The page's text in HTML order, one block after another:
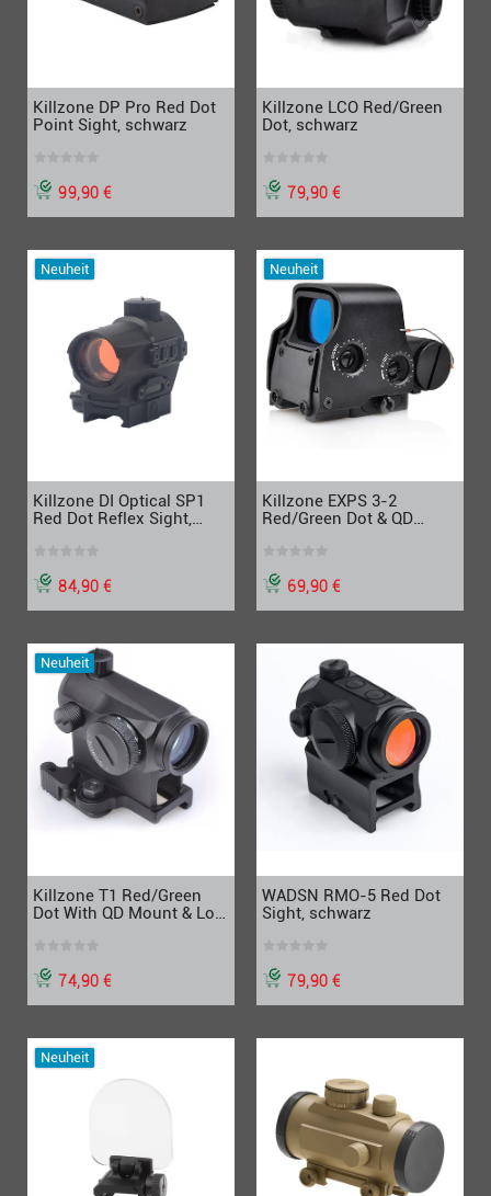
Killzone DP Pro Red Dot
Point Sight, schwarz
99,90 €
Killzone LCO Red/Green
Dot, schwarz
79,90 €
Neuheit
Killzone DI Optical SP1
Red Dot Reflex Sight,
84,90 €
Neuheit
Killzone EXPS 3-2
Red/Green Dot & QD
69,90 €
Neuheit
Killzone T1 Red/Green
Dot With QD Mount & Low
74,90 €
WADSN RMO-5 Red Dot
Sight, schwarz
79,90 €
Neuheit